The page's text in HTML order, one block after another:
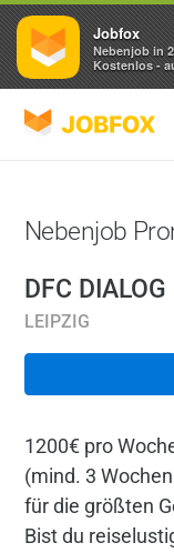
JOBFOX
Nebenjob
DFC
LEIPZIG
1200€ pro
(mind. 3
für die größten
Bist du
Jobfox
Nebenjob in
Kostenlos -